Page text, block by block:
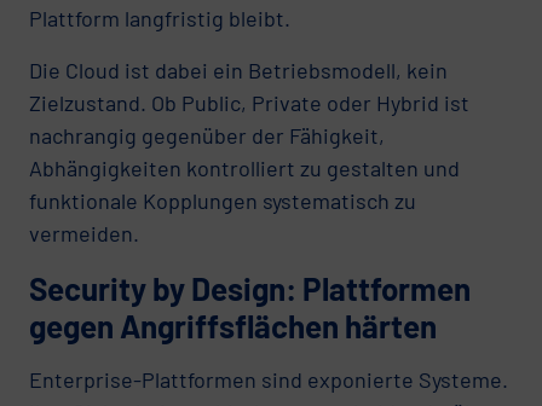
Plattform langfristig bleibt.
Die Cloud ist dabei ein Betriebsmodell, kein
Zielzustand. Ob Public, Private oder Hybrid ist
nachrangig gegenüber der Fähigkeit,
Abhängigkeiten kontrolliert zu gestalten und
funktionale Kopplungen systematisch zu
vermeiden.
Security by Design: Plattformen
gegen Angriffsflächen härten
Enterprise-Plattformen sind exponierte Systeme.